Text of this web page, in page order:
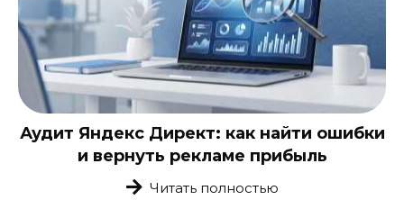
Аудит Яндекс Директ: как найти ошибки
и вернуть рекламе прибыль
Читать полностью